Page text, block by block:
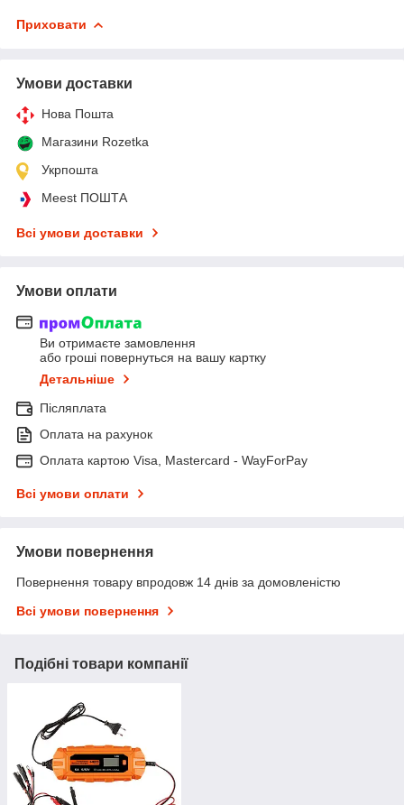
Приховати
Умови доставки
Нова Пошта
Магазини Rozetka
Укрпошта
Meest ПОШТА
Всі умови доставки
Умови оплати
Ви отримаєте замовлення
або гроші повернуться на вашу картку
Детальніше
Післяплата
Оплата на рахунок
Оплата картою Visa, Mastercard - WayForPay
Всі умови оплати
Умови повернення
Повернення товару впродовж 14 днів за домовленістю
Всі умови повернення
Подібні товари компанії